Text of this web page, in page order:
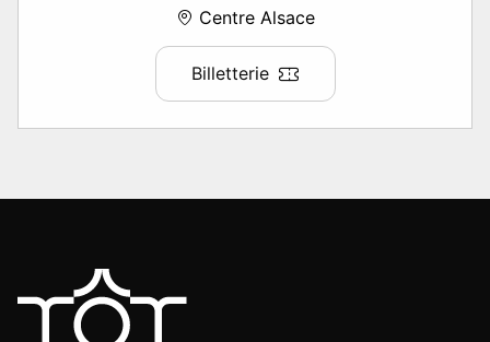
Centre Alsace
Billetterie